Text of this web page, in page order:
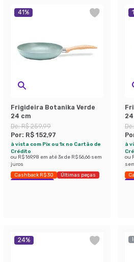
41%
Frigideira Botanika Verde
24 cm
De:R$ 259,99
Por: R$ 152,97
à vista com Pix ou 1x no Cartão de
Crédito
ou R$ 169,98 em até3x de R$ 56,66 sem
juros
Cashback R$ 30
Últimas peças
Economize 41%
à
ou
24%